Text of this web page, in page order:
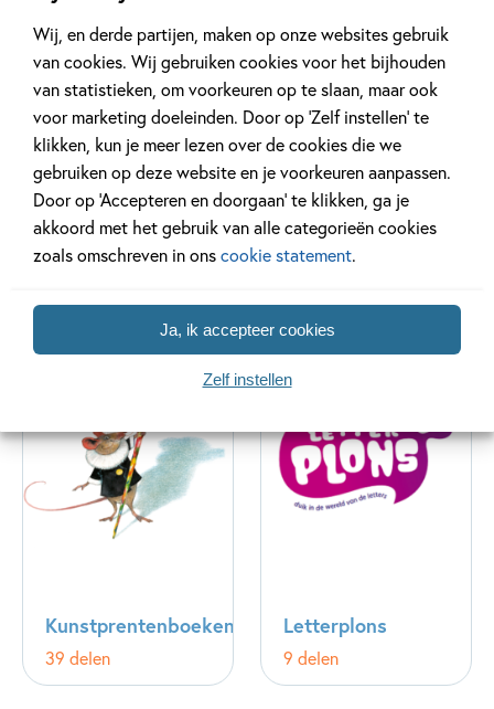
Wij, en derde partijen, maken op onze websites gebruik
van cookies. Wij gebruiken cookies voor het bijhouden
van statistieken, om voorkeuren op te slaan, maar ook
voor marketing doeleinden. Door op ‘Zelf instellen’ te
klikken, kun je meer lezen over de cookies die we
gebruiken op deze website en je voorkeuren aanpassen.
Door op ‘Accepteren en doorgaan’ te klikken, ga je
akkoord met het gebruik van alle categorieën cookies
zoals omschreven in onscookie statement.
Ja, ik accepteer cookies
Zelf instellen
Kipjes Kleuterlezen
Kunstprentenboeken
39 delen
Letterplons
9 delen